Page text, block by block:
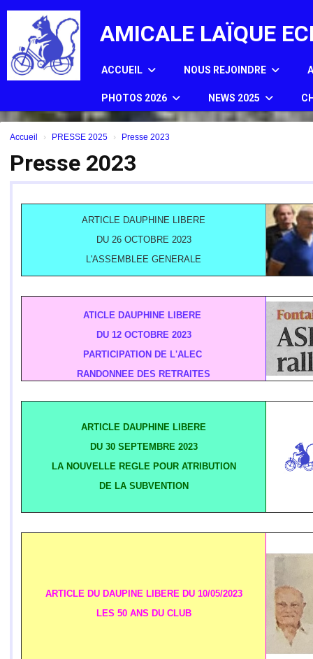
AMICALE LAÏQUE
ACCUEIL NOUS REJOINDRE
PHOTOS 2026 NEWS 2025
Accueil PRESSE 2025 Presse 2023
Presse 2023
ARTICLE DAUPHINE LIBERE
DU 26 OCTOBRE 2023
L'ASSEMBLEE GENERALE
ATICLE DAUPHINE LIBERE
DU 12 OCTOBRE 2023
PARTICIPATION DE L'ALEC
RANDONNEE DES RETRAITES
ARTICLE DAUPHINE LIBERE
DU 30 SEPTEMBRE 2023
LA NOUVELLE REGLE POUR ATRIBUTION
DE LA SUBVENTION
ARTICLE DU DAUPINE LIBERE DU 10/05/2023
LES 50 ANS DU CLUB